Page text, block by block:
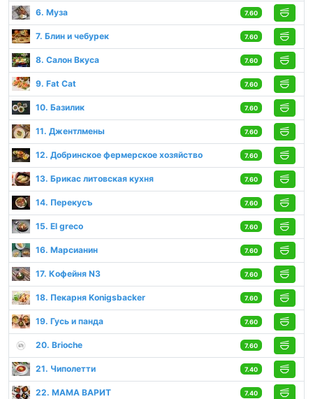
6. Муза 7.60
7. Блин и чебурек 7.60
8. Салон Вкуса 7.60
9. Fat Cat 7.60
10. Базилик 7.60
11. Джентлмены 7.60
12. Добринское фермерское хозяйство 7.60
13. Брикас литовская кухня 7.60
14. Перекусъ 7.60
15. El greco 7.60
16. Марсианин 7.60
17. Кофейня N3 7.60
18. Пекарня Konigsbacker 7.60
19. Гусь и панда 7.60
20. Brioche 7.60
21. Чиполетти 7.40
22. МАМА ВАРИТ 7.40